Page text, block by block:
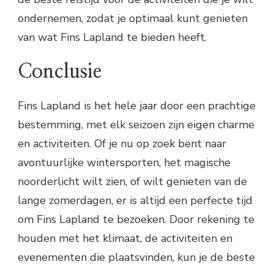
ondernemen, zodat je optimaal kunt genieten
van wat Fins Lapland te bieden heeft.
Conclusie
Fins Lapland is het hele jaar door een prachtige
bestemming, met elk seizoen zijn eigen charme
en activiteiten. Of je nu op zoek bent naar
avontuurlijke wintersporten, het magische
noorderlicht wilt zien, of wilt genieten van de
lange zomerdagen, er is altijd een perfecte tijd
om Fins Lapland te bezoeken. Door rekening te
houden met het klimaat, de activiteiten en
evenementen die plaatsvinden, kun je de beste